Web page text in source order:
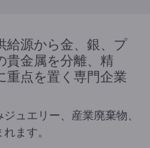
給源から金、銀、プ
貴金属を分離、精
重点を置く専門企業
ュエリー、産業廃棄物、
ます。